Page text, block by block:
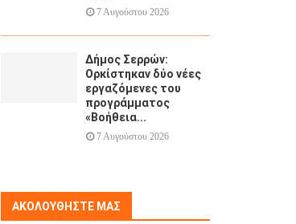
7 Αυγούστου 2026
Δήμος Σερρών:
Ορκίστηκαν δύο νέες
εργαζόμενες του
προγράμματος
«Βοήθεια...
7 Αυγούστου 2026
ΑΚΟΛΟΥΘΉΣΤΕ ΜΑΣ